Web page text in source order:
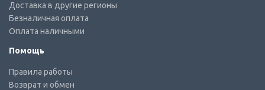
Доставка в другие регионы
Безналичная оплата
Оплата наличными
Помощь
Правила работы
Возврат и обмен